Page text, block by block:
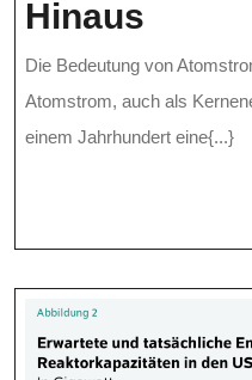
Hinaus
Von
Die Bedeutung von
Atomstrom, auch als
einem Jahrhundert eine{...}